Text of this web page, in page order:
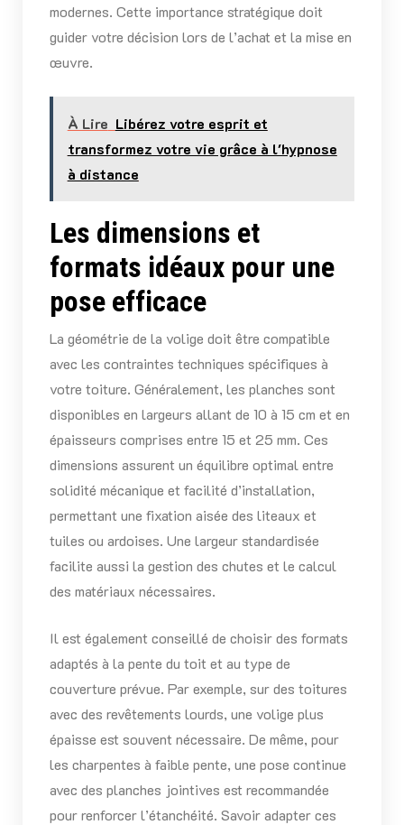
modernes. Cette importance stratégique doit
guider votre décision lors de l’achat et la mise en
œuvre.
À Lire Libérez votre esprit et
transformez votre vie grâce à l'hypnose
à distance
Les dimensions et
formats idéaux pour une
pose efficace
La géométrie de la volige doit être compatible
avec les contraintes techniques spécifiques à
votre toiture. Généralement, les planches sont
disponibles en largeurs allant de 10 à 15 cm et en
épaisseurs comprises entre 15 et 25 mm. Ces
dimensions assurent un équilibre optimal entre
solidité mécanique et facilité d’installation,
permettant une fixation aisée des liteaux et
tuiles ou ardoises. Une largeur standardisée
facilite aussi la gestion des chutes et le calcul
des matériaux nécessaires.
Il est également conseillé de choisir des formats
adaptés à la pente du toit et au type de
couverture prévue. Par exemple, sur des toitures
avec des revêtements lourds, une volige plus
épaisse est souvent nécessaire. De même, pour
les charpentes à faible pente, une pose continue
avec des planches jointives est recommandée
pour renforcer l’étanchéité. Savoir adapter ces